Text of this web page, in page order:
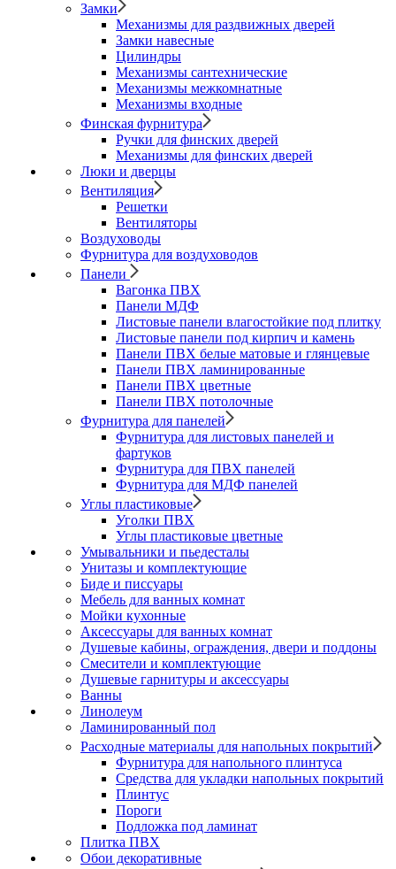
Замки
Механизмы для раздвижных дверей
Замки навесные
Цилиндры
Механизмы сантехнические
Механизмы межкомнатные
Механизмы входные
Финская фурнитура
Ручки для финских дверей
Механизмы для финских дверей
Люки и дверцы
Вентиляция
Решетки
Вентиляторы
Воздуховоды
Фурнитура для воздуховодов
Панели
Вагонка ПВХ
Панели МДФ
Листовые панели влагостойкие под плитку
Листовые панели под кирпич и камень
Панели ПВХ белые матовые и глянцевые
Панели ПВХ ламинированные
Панели ПВХ цветные
Панели ПВХ потолочные
Фурнитура для панелей
Фурнитура для листовых панелей и
фартуков
Фурнитура для ПВХ панелей
Фурнитура для МДФ панелей
Углы пластиковые
Уголки ПВХ
Углы пластиковые цветные
Умывальники и пьедесталы
Унитазы и комплектующие
Биде и писсуары
Мебель для ванных комнат
Мойки кухонные
Аксессуары для ванных комнат
Душевые кабины, ограждения, двери и поддоны
Смесители и комплектующие
Душевые гарнитуры и аксессуары
Ванны
Линолеум
Ламинированный пол
Расходные материалы для напольных покрытий
Фурнитура для напольного плинтуса
Средства для укладки напольных покрытий
Плинтус
Пороги
Подложка под ламинат
Плитка ПВХ
Обои декоративные